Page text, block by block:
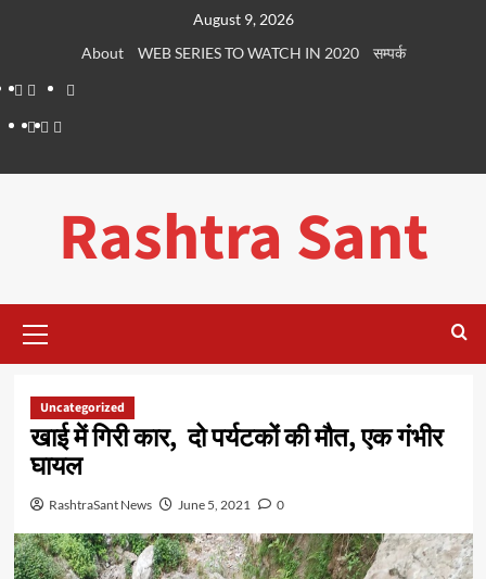
August 9, 2026
About
WEB SERIES TO WATCH IN 2020
सम्पर्क
About
WEB
SERIES
Dehradun
LifePlaces
सम्पर्क
Rashtra Sant
Menu
Uncategorized
खाई में गिरी कार, दो पर्यटकों की मौत, एक गंभीर
घायल
RashtraSant News June 5, 2021 0